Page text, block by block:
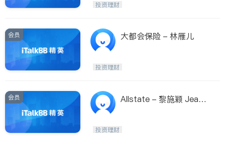
投资理财
会员 大都会保险 - 林雁儿
投资理财
会员
Allstate - 黎施颖 Jeane
投资理财